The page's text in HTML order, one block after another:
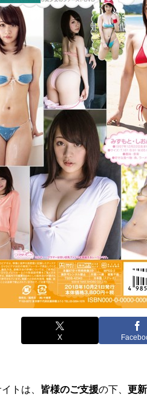
X
トは、 皆様のご支援の下、 更新